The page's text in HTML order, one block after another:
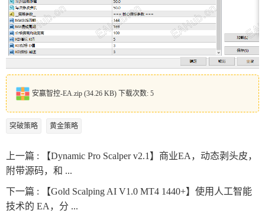
安赢智控-EA.zip (34.26 KB) 下载次数: 5
突破策略 黄金策略
上一篇 :
【Dynamic Pro Scalper v2.1】商业EA，动态剥头皮，
附带源码，和 ...
下一篇 :
【Gold Scalping AI V1.0 MT4 1440+】使用人工智能
技术的 EA，分 ...